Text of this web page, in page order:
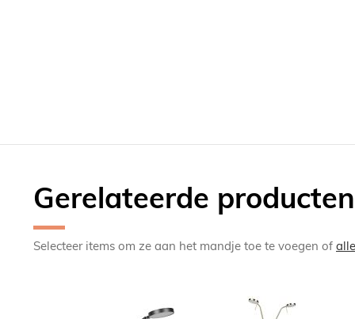
Gerelateerde producten
Selecteer items om ze aan het mandje toe te voegen of